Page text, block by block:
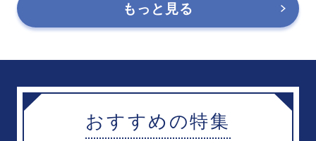
もっと見る
おすすめの特集